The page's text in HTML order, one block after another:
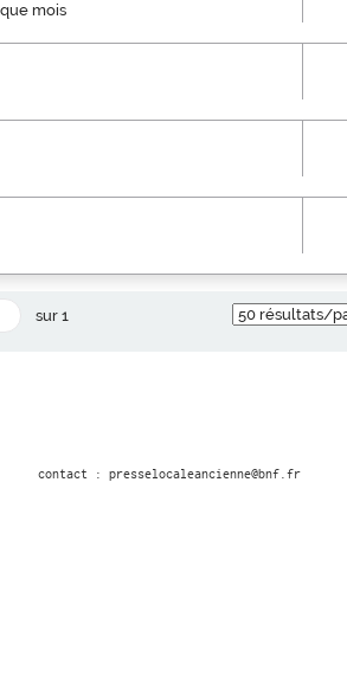
mois
sur 1
contact : presselocaleancienne@bnf.fr